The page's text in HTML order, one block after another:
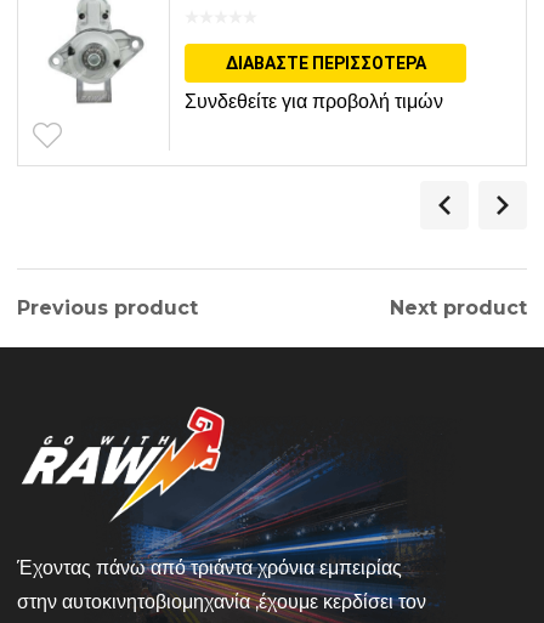
ΔΙΑΒΆΣΤΕ ΠΕΡΙΣΣΌΤΕΡΑ
Συνδεθείτε για προβολή τιμών
Previous product Next product
Έχοντας πάνω από τριάντα χρόνια εμπειρίας
στην αυτοκινητοβιομηχανία ,έχουμε κερδίσει τον